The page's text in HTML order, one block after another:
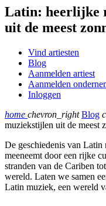
Latin: heerlijke
uit de meest
Vind artiesten
Blog
Aanmelden artiest
Aanmelden
Inloggen
home chevron_rightBlog
muziekstijlen uit de meest
De geschiedenis van
meeneemt door een rijke
stranden van de Cariben
wereld. Laten we samen
Latin muziek, een wereld